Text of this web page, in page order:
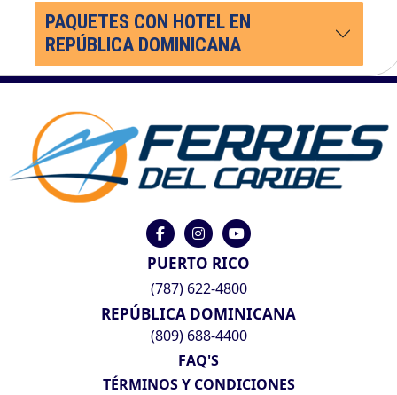
PAQUETES CON HOTEL EN
REPÚBLICA DOMINICANA
PUERTO RICO
(787) 622-4800
REPÚBLICA DOMINICANA
(809) 688-4400
FAQ'S
TÉRMINOS Y CONDICIONES